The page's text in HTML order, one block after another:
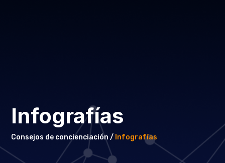
Infografías
Consejos de concienciación / Infografías